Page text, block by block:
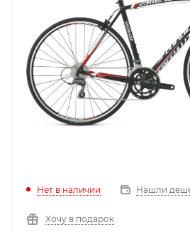
Нет в наличии Нашли
Хочу в подарок